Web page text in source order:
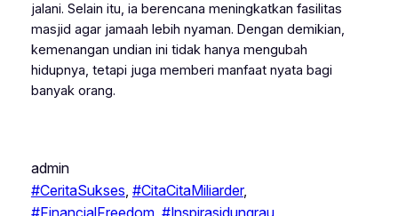
jalani. Selain itu, ia berencana meningkatkan fasilitas
masjid agar jamaah lebih nyaman. Dengan demikian,
kemenangan undian ini tidak hanya mengubah
hidupnya, tetapi juga memberi manfaat nyata bagi
banyak orang.
admin
#CeritaSukses, #CitaCitaMiliarder
#FinancialFreedom, #Inspirasidungrau